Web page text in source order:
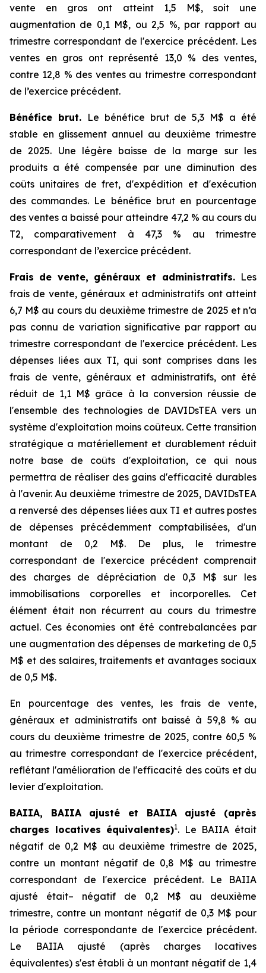
vente en gros ont atteint 1,5 M$, soit une
augmentation de 0,1 M$, ou 2,5 %, par rapport au
trimestre correspondant de l'exercice précédent. Les
ventes en gros ont représenté 13,0 % des ventes,
contre 12,8 % des ventes au trimestre correspondant
de l’exercice précédent.
Bénéfice brut. Le bénéfice brut de 5,3 M$ a été
stable en glissement annuel au deuxième trimestre
de 2025. Une légère baisse de la marge sur les
produits a été compensée par une diminution des
coûts unitaires de fret, d'expédition et d'exécution
des commandes. Le bénéfice brut en pourcentage
des ventes a baissé pour atteindre 47,2 % au cours du
T2, comparativement à 47,3 % au trimestre
correspondant de l’exercice précédent.
Frais de vente, généraux et administratifs. Les
frais de vente, généraux et administratifs ont atteint
6,7 M$ au cours du deuxième trimestre de 2025 et n’a
pas connu de variation significative par rapport au
trimestre correspondant de l'exercice précédent. Les
dépenses liées aux TI, qui sont comprises dans les
frais de vente, généraux et administratifs, ont été
réduit de 1,1 M$ grâce à la conversion réussie de
l'ensemble des technologies de DAVIDsTEA vers un
système d'exploitation moins coûteux. Cette transition
stratégique a matériellement et durablement réduit
notre base de coûts d'exploitation, ce qui nous
permettra de réaliser des gains d'efficacité durables
à l'avenir. Au deuxième trimestre de 2025, DAVIDsTEA
a renversé des dépenses liées aux TI et autres postes
de dépenses précédemment comptabilisées, d'un
montant de 0,2 M$. De plus, le trimestre
correspondant de l'exercice précédent comprenait
des charges de dépréciation de 0,3 M$ sur les
immobilisations corporelles et incorporelles. Cet
élément était non récurrent au cours du trimestre
actuel. Ces économies ont été contrebalancées par
une augmentation des dépenses de marketing de 0,5
M$ et des salaires, traitements et avantages sociaux
de 0,5 M$.
En pourcentage des ventes, les frais de vente,
généraux et administratifs ont baissé à 59,8 % au
cours du deuxième trimestre de 2025, contre 60,5 %
au trimestre correspondant de l'exercice précédent,
reflétant l'amélioration de l'efficacité des coûts et du
levier d'exploitation.
BAIIA, BAIIA ajusté et BAIIA ajusté (après
charges locatives équivalentes)1. Le BAIIA était
négatif de 0,2 M$ au deuxième trimestre de 2025,
contre un montant négatif de 0,8 M$ au trimestre
correspondant de l'exercice précédent. Le BAIIA
ajusté était– négatif de 0,2 M$ au deuxième
trimestre, contre un montant négatif de 0,3 M$ pour
la période correspondante de l'exercice précédent.
Le BAIIA ajusté (après charges locatives
équivalentes) s'est établi à un montant négatif de 1,4